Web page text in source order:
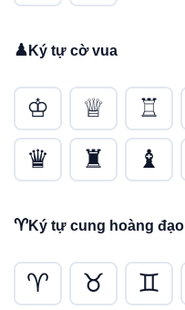
♟ Ký tự cờ vua
♔ ♕ ♖
♛
♜ ♝
♈Ký tự cung hoàng đạo
♈ ♉ ♊